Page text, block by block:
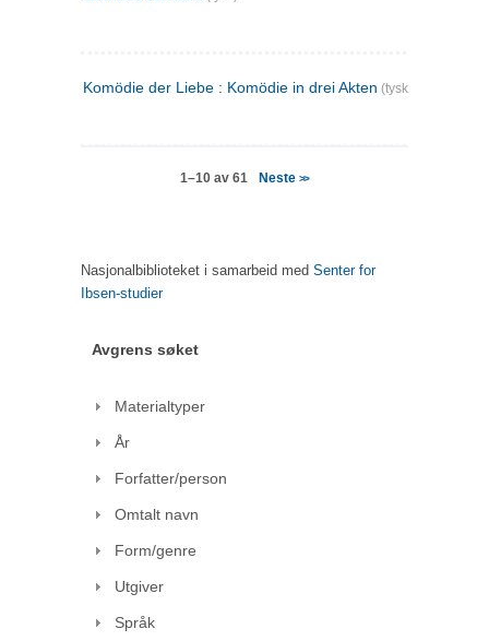
Komödie der Liebe : Komödie in drei Akten (tysk)
1–10 av 61 Neste>>
Nasjonalbiblioteket i samarbeid med Senter for
Ibsen-studier
Avgrens søket
Materialtyper
År
Forfatter/person
Omtalt navn
Form/genre
Utgiver
Språk